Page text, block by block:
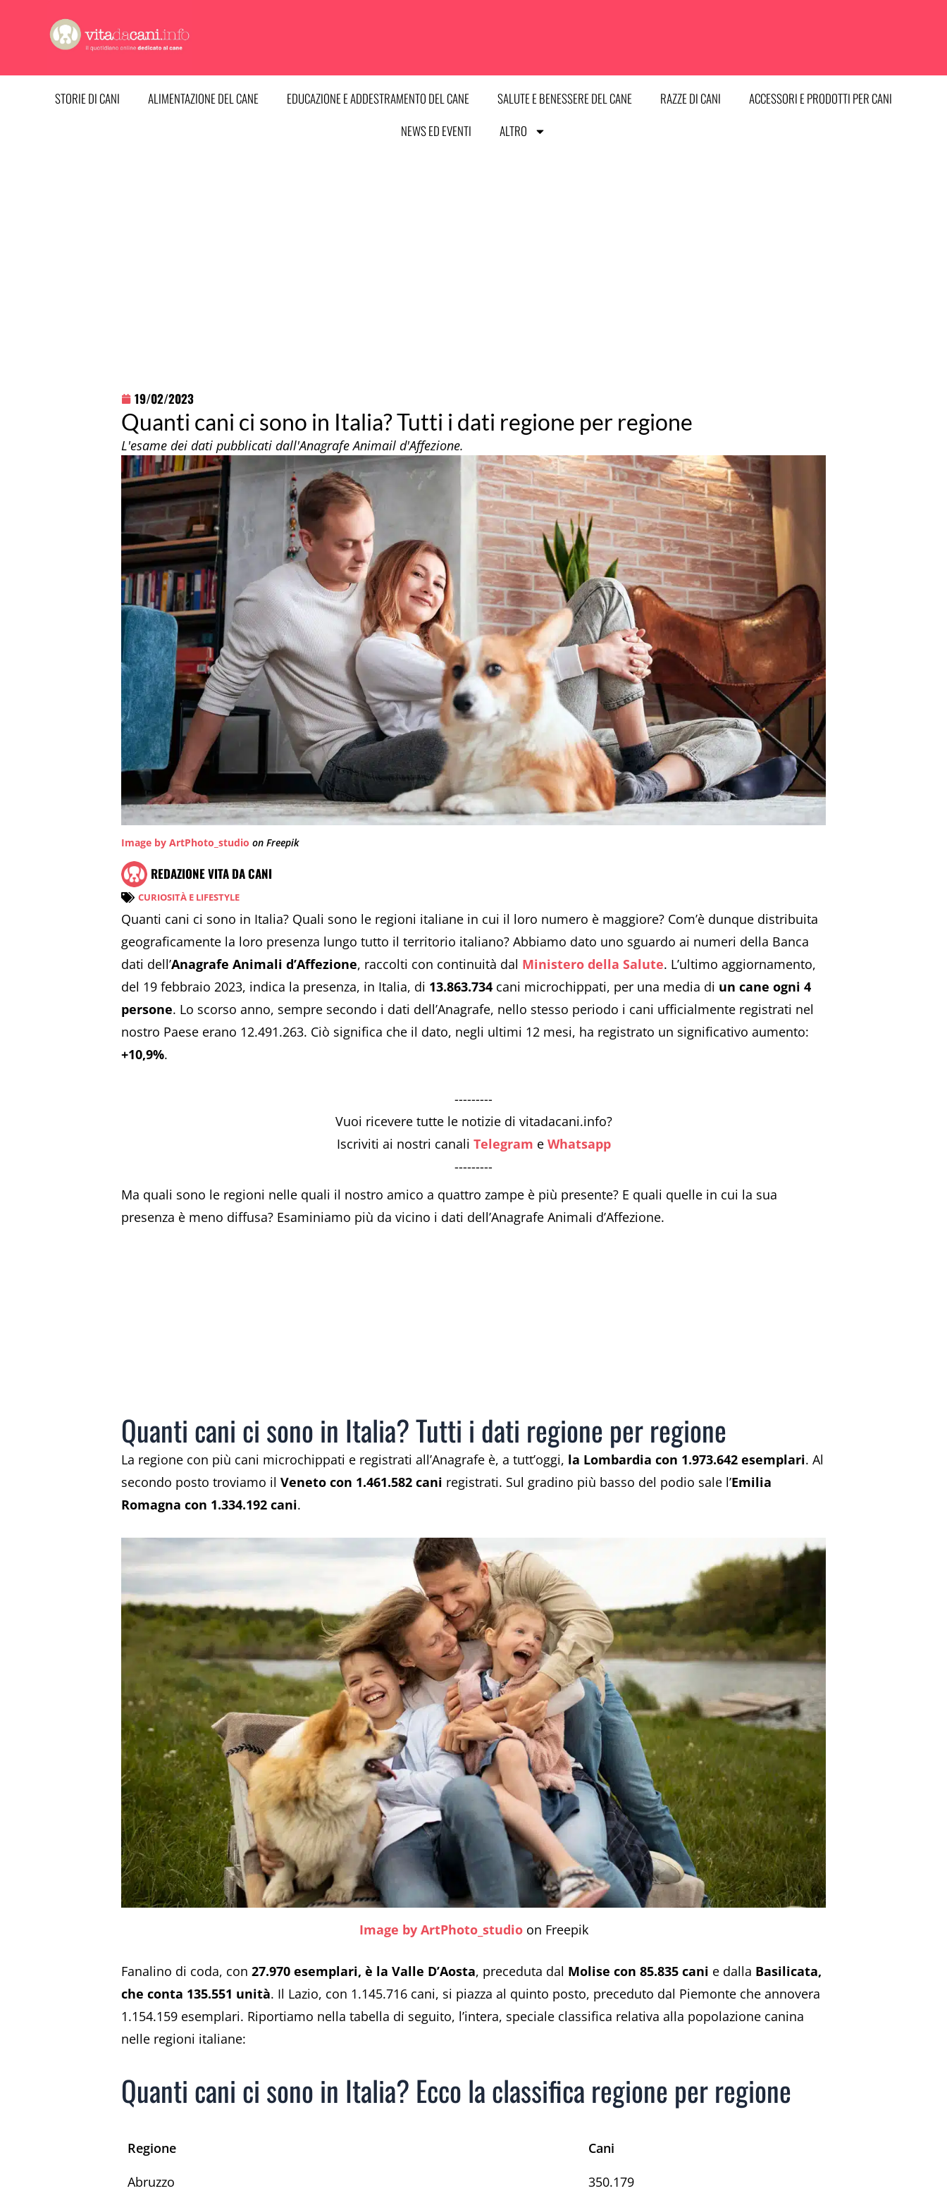
contenuto
STORIE DI CANI ALIMENTAZIONE DEL CANE EDUCAZIONE E ADDESTRAMENTO DEL CANE SALUTE E BENESSERE DEL CANE RAZZE DI CANI
ACCESSORI E PRODOTTI PER CANI
NEWS ED EVENTI
ALTRO
19/02/2023
Quanti cani ci sono in Italia? Tutti i dati regione per regione
L'esame dei dati pubblicati dall'Anagrafe Animail d'Affezione.
Image by ArtPhoto_studio on Freepik
REDAZIONE VITA DA CANI
CURIOSITÀ E LIFESTYLE
Quanti cani ci sono in Italia? Quali sono le regioni italiane in cui il loro numero è maggiore? Com’è dunque distribuita
geograficamente la loro presenza lungo tutto il territorio italiano? Abbiamo dato uno sguardo ai numeri della Banca
dati dell’Anagrafe Animali d’Affezione, raccolti con continuità dal Ministero della Salute. L’ultimo aggiornamento,
del 19 febbraio 2023, indica la presenza, in Italia, di 13.863.734 cani microchippati, per una media di un cane ogni 4
persone. Lo scorso anno, sempre secondo i dati dell’Anagrafe, nello stesso periodo i cani ufficialmente registrati nel
nostro Paese erano 12.491.263. Ciò significa che il dato, negli ultimi 12 mesi, ha registrato un significativo aumento:
+10,9%.
---------
Vuoi ricevere tutte le notizie di vitadacani.info?
Iscriviti ai nostri canali Telegram e Whatsapp
---------
Ma quali sono le regioni nelle quali il nostro amico a quattro zampe è più presente? E quali quelle in cui la sua
presenza è meno diffusa? Esaminiamo più da vicino i dati dell’Anagrafe Animali d’Affezione.
Quanti cani ci sono in Italia? Tutti i dati regione per regione
La regione con più cani microchippati e registrati all’Anagrafe è, a tutt’oggi, la Lombardia con 1.973.642 esemplari. Al
secondo posto troviamo il Veneto con 1.461.582 cani registrati. Sul gradino più basso del podio sale l’Emilia
Romagna con 1.334.192 cani.
Image by ArtPhoto_studioon Freepik
Fanalino di coda, con 27.970 esemplari, è la Valle D’Aosta, preceduta dal Molise con 85.835 cani e dalla Basilicata,
che conta 135.551 unità. Il Lazio, con 1.145.716 cani, si piazza al quinto posto, preceduto dal Piemonte che annovera
1.154.159 esemplari. Riportiamo nella tabella di seguito, l’intera, speciale classifica relativa alla popolazione canina
nelle regioni italiane:
Quanti cani ci sono in Italia? Ecco la classifica regione per regione
Regione
Cani
Abruzzo
350.179